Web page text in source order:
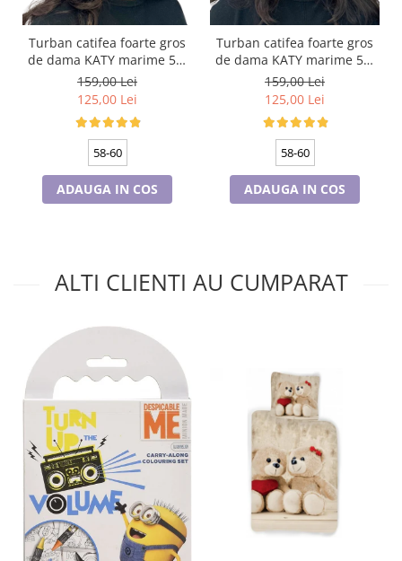
Turban catifea foarte gros
de dama KATY marime 58-
60, captuseala polar,
culoare bleomarin
159,00 Lei
125,00 Lei
58-60
ADAUGA IN COS
Turban catifea foarte gros
de dama KATY marime 58-
60, captuseala polar,
culoare verde emerald
159,00 Lei
125,00 Lei
58-60
ADAUGA IN COS
ALTI CLIENTI AU CUMPARAT